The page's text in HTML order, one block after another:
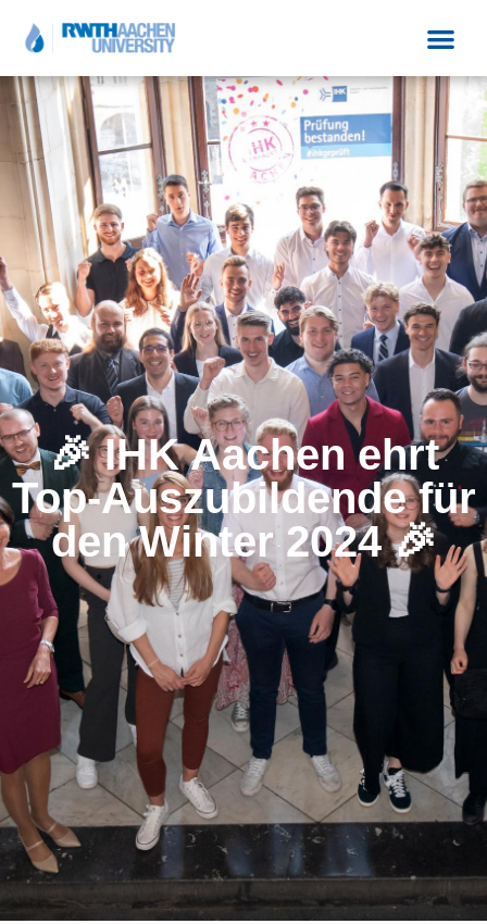
🎉 IHK Aachen ehrt
Top-Auszubildende für
den Winter 2024 🎉